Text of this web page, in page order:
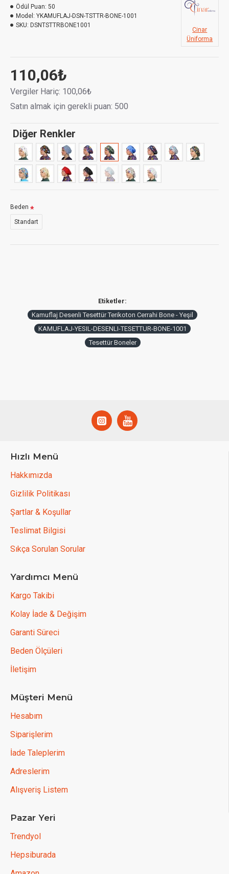
110,06₺
Vergiler Hariç: 100,06₺
Satın almak için gerekli puan: 500
Ödül Puan: 50
Model: YKAMUFLAJ-DSN-TSTTR-BONE-1001
SKU: DSNTSTTRBONE1001
Cinar
Üniforma
Diğer Renkler
Beden
Standart
Etiketler:
Kamuflaj Desenli Tesettür Terikoton Cerrahi Bone - Yeşil
KAMUFLAJ-YESIL-DESENLI-TESETTUR-BONE-1001
Tesettür Boneler
Hızlı Menü
Hakkımızda
Gizlilik Politikası
Şartlar & Koşullar
Teslimat Bilgisi
Sıkça Sorulan Sorular
Yardımcı Menü
Kargo Takibi
Kolay İade & Değişim
Garanti Süreci
Beden Ölçüleri
İletişim
Müşteri Menü
Hesabım
Siparişlerim
İade Taleplerim
Adreslerim
Alışveriş Listem
Pazar Yeri
Trendyol
Hepsiburada